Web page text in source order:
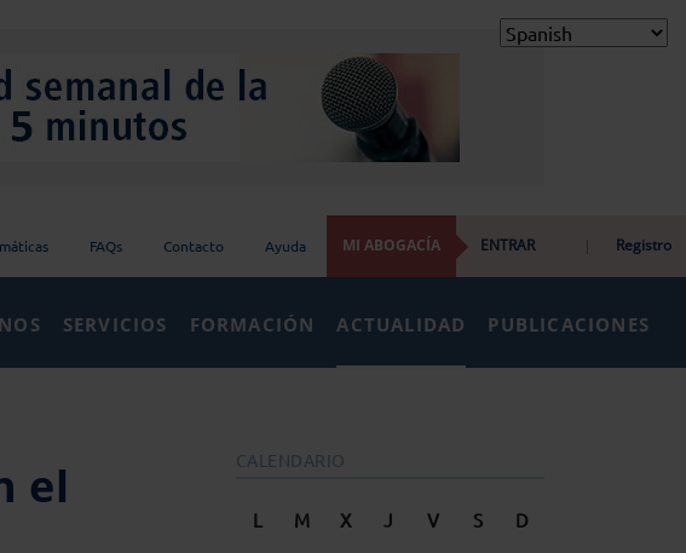
FAQs Contacto Ayuda MI ABOGACÍA ENTRAR | Registro
SERVICIOS FORMACIÓN ACTUALIDAD PUBLICACIONES
el
CALENDARIO
L M X J V S D